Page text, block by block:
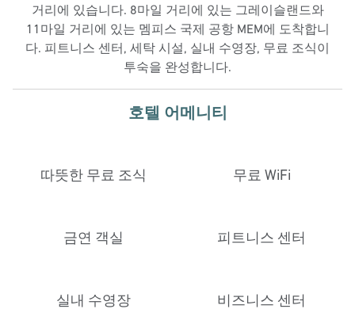
거리에 있습니다. 8마일 거리에 있는 그레이슬랜드와
11마일 거리에 있는 멤피스 국제 공항 MEM에 도착합니
다. 피트니스 센터, 세탁 시설, 실내 수영장, 무료 조식이
투숙을 완성합니다.
호텔 어메니티
따뜻한 무료 조식 무료 WiFi
금연 객실 피트니스 센터
실내 수영장 비즈니스 센터